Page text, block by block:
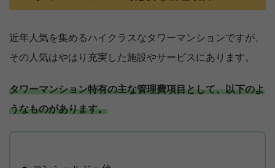
近年人気を集めるハイクラスなタワーマンションですが、
その人気はやはり充実した施設やサービスにあります。
タワーマンション特有の主な管理費項目として、以下のよ
うなものがあります。